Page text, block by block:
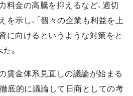
料金の高騰を抑えるなど、適切
を示し、「個々の企業も利益を上
に向けるというような対策をと
。
賃金体系見直しの議論が始まる
徹底的に議論して日商としての考